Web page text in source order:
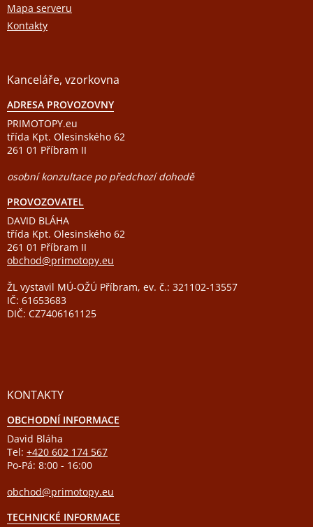
Mapa serveru
Kontakty
Kanceláře, vzorkovna
ADRESA PROVOZOVNY
PRIMOTOPY.eu
třída Kpt. Olesinského 62
261 01 Příbram II
osobní konzultace po předchozí dohodě
PROVOZOVATEL
DAVID BLÁHA
třída Kpt. Olesinského 62
261 01 Příbram II
obchod@primotopy.eu
ŽL vystavil MÚ-OŽÚ Příbram, ev. č.: 321102-13557
IČ: 61653683
DIČ: CZ7406161125
KONTAKTY
OBCHODNÍ INFORMACE
David Bláha
Tel: +420 602 174 567
Po-Pá: 8:00 - 16:00
obchod@primotopy.eu
TECHNICKÉ INFORMACE